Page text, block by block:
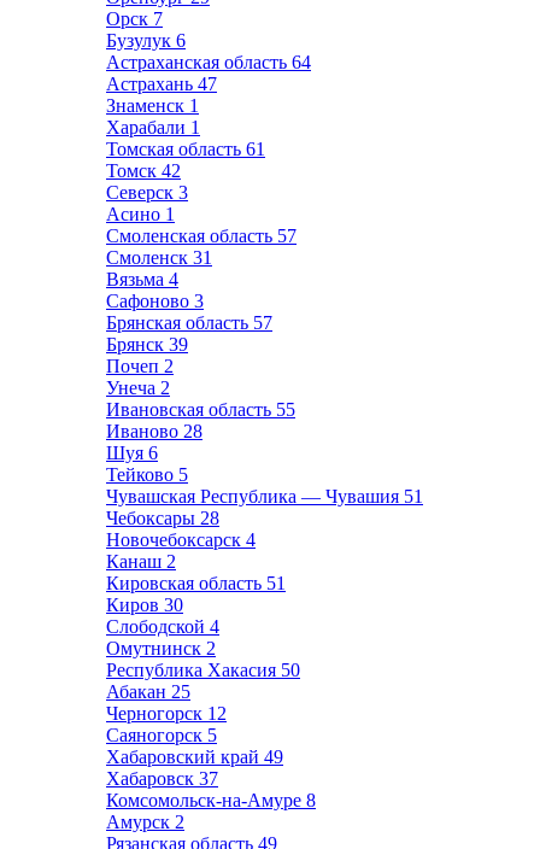
Орск 7
Бузулук 6
Астраханская область 64
Астрахань 47
Знаменск 1
Харабали 1
Томская область 61
Томск 42
Северск 3
Асино 1
Смоленская область 57
Смоленск 31
Вязьма 4
Сафоново 3
Брянская область 57
Брянск 39
Почеп 2
Унеча 2
Ивановская область 55
Иваново 28
Шуя 6
Тейково 5
Чувашская Республика — Чувашия 51
Чебоксары 28
Новочебоксарск 4
Канаш 2
Кировская область 51
Киров 30
Слободской 4
Омутнинск 2
Республика Хакасия 50
Абакан 25
Черногорск 12
Саяногорск 5
Хабаровский край 49
Хабаровск 37
Комсомольск-на-Амуре 8
Амурск 2
Рязанская область 49